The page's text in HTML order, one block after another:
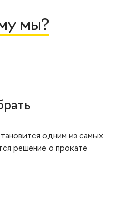
мы?
одним из самых
решение о прокате